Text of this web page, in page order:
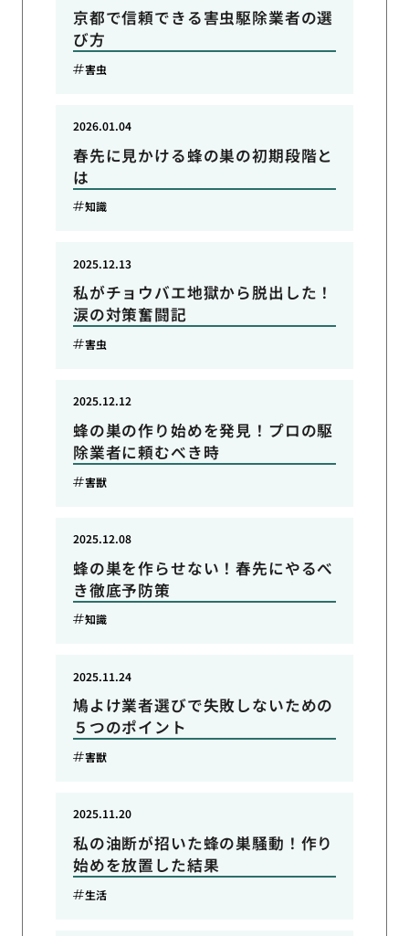
京都で信頼できる害虫駆除業者の選
び方
害虫
春先に見かける蜂の巣の初期段階と
は
2026.01.04
知識
私がチョウバエ地獄から脱出した！
涙の対策奮闘記
2025.12.13
害虫
蜂の巣の作り始めを発見！プロの駆
除業者に頼むべき時
2025.12.12
害獣
蜂の巣を作らせない！春先にやるべ
き徹底予防策
2025.12.08
知識
鳩よけ業者選びで失敗しないための
５つのポイント
2025.11.24
害獣
私の油断が招いた蜂の巣騒動！作り
始めを放置した結果
2025.11.20
生活